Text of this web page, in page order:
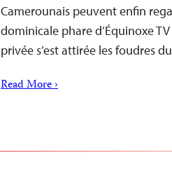
Camerounais peuvent enfin
dominicale phare d’Équinoxe
privée s’est attirée les foudres
Read More ›